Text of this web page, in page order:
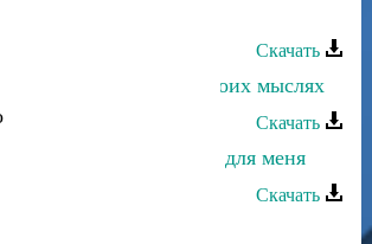
- Прости меня
Скачать
- Ты всегда вмоих мыслях
Скачать
- Ты создан не для меня
Скачать
- Верю